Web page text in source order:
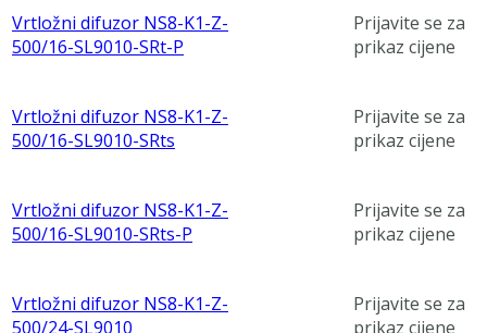
Vrtložni difuzor NS8-K1-Z-
500/16-SL9010-SRt-P
Prijavite se za
prikaz cijene
Vrtložni difuzor NS8-K1-Z-
500/16-SL9010-SRts
Prijavite se za
prikaz cijene
Vrtložni difuzor NS8-K1-Z-
500/16-SL9010-SRts-P
Prijavite se za
prikaz cijene
Vrtložni difuzor NS8-K1-Z-
500/24-SL9010
Prijavite se za
prikaz cijene